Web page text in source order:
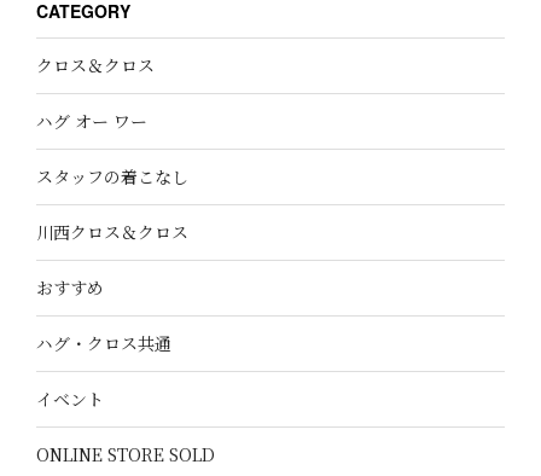
CATEGORY
クロス＆クロス
ハグ オー ワー
スタッフの着こなし
川西クロス＆クロス
おすすめ
ハグ・クロス共通
イベント
ONLINE STORE SOLD